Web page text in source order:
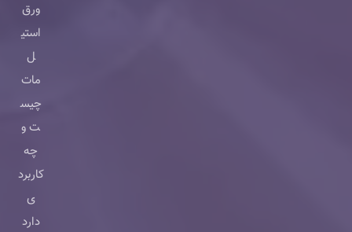
ورق
استی
ل
مات
چیس
ت و
چه
کاربرد
ی
دارد